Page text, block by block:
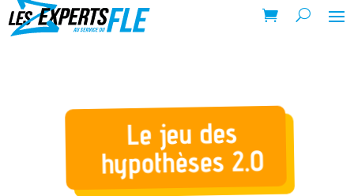
Le jeu des
hypothèses 2.0